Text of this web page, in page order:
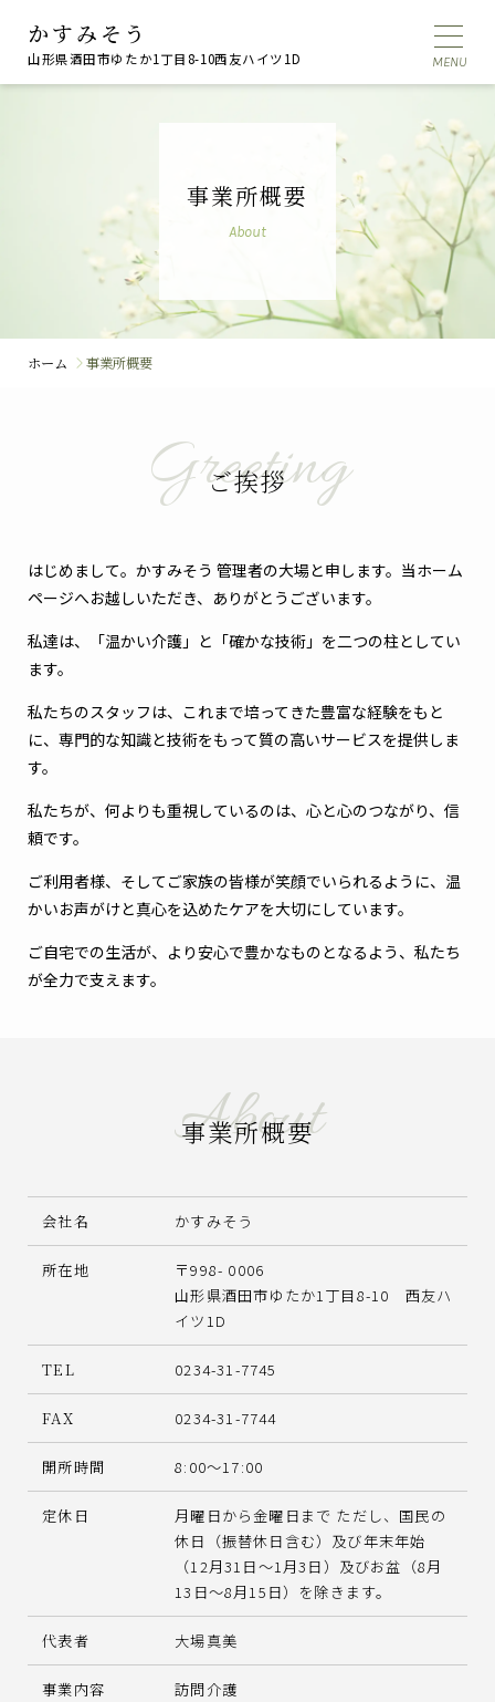
かすみそう
山形県酒田市ゆたか1丁目8-10西友ハイツ1D
事業所概要
About
ホーム 事業所概要
Greeting
ご挨拶
はじめまして。かすみそう 管理者の大場と申します。当ホーム
ページへお越しいただき、ありがとうございます。
私達は、「温かい介護」と「確かな技術」を二つの柱としてい
ます。
私たちのスタッフは、これまで培ってきた豊富な経験をもと
に、専門的な知識と技術をもって質の高いサービスを提供しま
す。
私たちが、何よりも重視しているのは、心と心のつながり、信
頼です。
ご利用者様、そしてご家族の皆様が笑顔でいられるように、温
かいお声がけと真心を込めたケアを大切にしています。
ご自宅での生活が、より安心で豊かなものとなるよう、私たち
が全力で支えます。
About
事業所概要
会社名 かすみそう
所在地
〒998- 0006
山形県酒田市ゆたか1丁目8-10 西友ハ
イツ1D
TEL 0234-31-7745
FAX 0234-31-7744
開所時間 8:00～17:00
定休日
月曜日から金曜日まで ただし、国民の
休日（振替休日含む）及び年末年始
（12月31日～1月3日）及びお盆（8月
13日～8月15日）を除きます。
代表者 大場真美
事業内容
訪問介護